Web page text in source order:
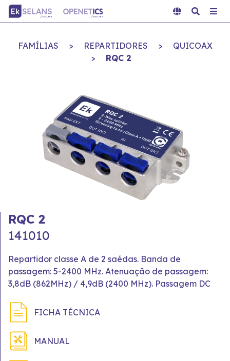
FAMÍLIAS > REPARTIDORES >
QUICOAX
>
RQC 2
RQC 2
141010
Repartidor classe A de 2 saédas. Banda de
passagem: 5-2400 MHz. Atenuação de passagem:
3,8dB (862MHz) / 4,9dB (2400 MHz). Passagem DC
FICHA TÉCNICA
MANUAL